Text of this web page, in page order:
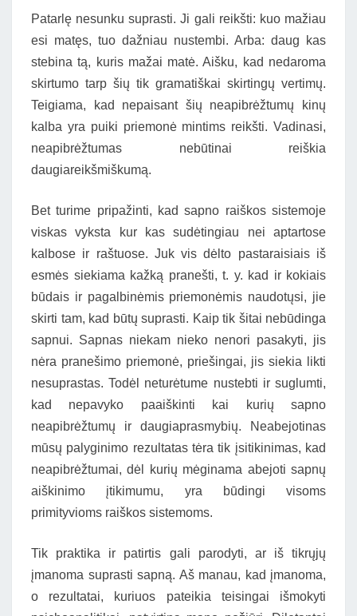
Patarlę nesunku suprasti. Ji gali reikšti: kuo mažiau
esi matęs, tuo dažniau nustembi. Arba: daug kas
stebina tą, kuris mažai matė. Aišku, kad nedaroma
skirtumo tarp šių tik gramatiškai skirtingų vertimų.
Teigiama, kad nepaisant šių neapibrėžtumų kinų
kalba yra puiki priemonė mintims reikšti. Vadinasi,
neapibrėžtumas nebūtinai reiškia
daugiareikšmiškumą.
Bet turime pripažinti, kad sapno raiškos sistemoje
viskas vyksta kur kas sudėtingiau nei aptartose
kalbose ir raštuose. Juk vis dėlto pastaraisiais iš
esmės siekiama kažką pranešti, t. y. kad ir kokiais
būdais ir pagalbinėmis priemonėmis naudotųsi, jie
skirti tam, kad būtų suprasti. Kaip tik šitai nebūdinga
sapnui. Sapnas niekam nieko nenori pasakyti, jis
nėra pranešimo priemonė, priešingai, jis siekia likti
nesuprastas. Todėl neturėtume nustebti ir suglumti,
kad nepavyko paaiškinti kai kurių sapno
neapibrėžtumų ir daugiaprasmybių. Neabejotinas
mūsų palyginimo rezultatas tėra tik įsitikinimas, kad
neapibrėžtumai, dėl kurių mėginama abejoti sapnų
aiškinimo įtikimumu, yra būdingi visoms
primityvioms raiškos sistemoms.
Tik praktika ir patirtis gali parodyti, ar iš tikrųjų
įmanoma suprasti sapną. Aš manau, kad įmanoma,
o rezultatai, kuriuos pateikia teisingai išmokyti